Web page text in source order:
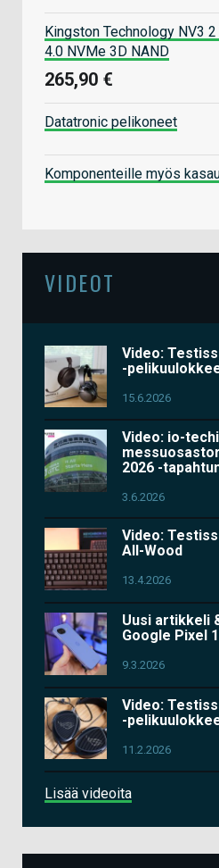
Kingston Technology NV3
4.0 NVMe 3D NAND
265,90 €
Datatronic pelikoneet
Komponenteille myös
VIDEOT
Video:
-
15.6.2026
Video: io-
2026 -
3.6.2026
Video:
All-Wood
13.4.2026
Uusi artikkeli
Google Pixel
9.3.2026
Video:
-
11.2.2026
Lisää videoita